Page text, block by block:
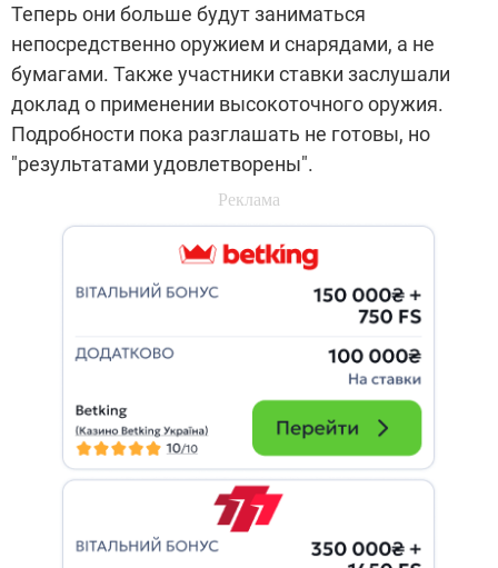
Теперь они больше будут заниматься
непосредственно оружием и снарядами, а не
бумагами. Также участники ставки заслушали
доклад о применении высокоточного оружия.
Подробности пока разглашать не готовы, но
"результатами удовлетворены".